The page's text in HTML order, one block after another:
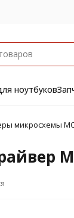
ноутбуков
микросхемы